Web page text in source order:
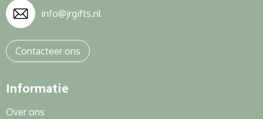
info@jrgifts.nl
Contacteer ons
Informatie
Over ons